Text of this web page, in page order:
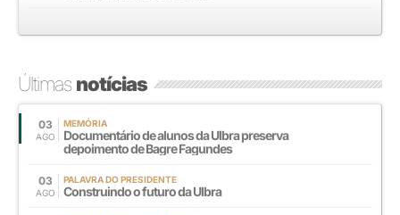
Últimasnotícias
03
AGO
MEMÓRIA
Documentário de alunos da Ulbra preserva
depoimento de Bagre Fagundes
03
AGO
PALAVRA DO PRESIDENTE
Construindo o futuro da Ulbra